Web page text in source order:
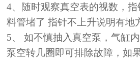
4、随时观察真空表的视数，
料管堵了 指针不上升说明有地
5、 如不慎抽入真空泵，气缸
泵空转几圈即可排除故障，如